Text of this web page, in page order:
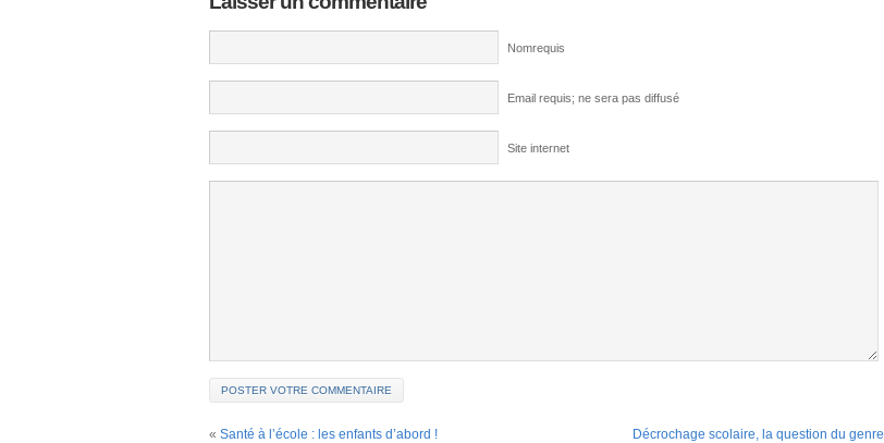
Nomrequis
Email requis; ne sera pas diffusé
Site internet
« Santé à l’école : les enfants d’abord ! Décrochage scolaire, la question du genre